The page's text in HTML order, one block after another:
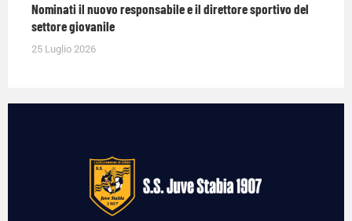
Nominati il nuovo responsabile e il direttore sportivo del
settore giovanile
25 Luglio 2026